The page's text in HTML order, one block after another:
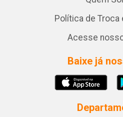
Política de Troca
Acesse
Baixe já